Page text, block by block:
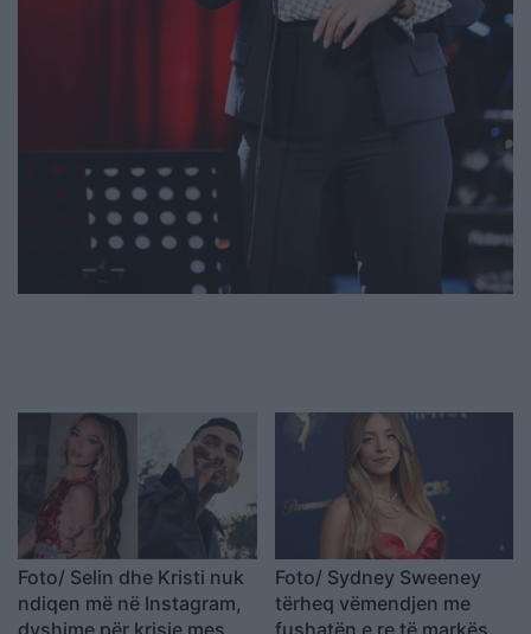
Foto/ Selin dhe Kristi nuk
ndiqen më në Instagram,
dyshime për krisje mes
Foto/ Sydney Sweeney
tërheq vëmendjen me
fushatën e re të markës